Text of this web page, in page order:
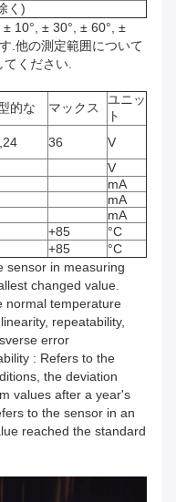
く)
10°, ± 30°, ± 60°, ±
.他の測定範囲について
てください.
的な マックス
ユニッ
ト
36
V
V
mA
mA
mA
+85
°C
+85 °C